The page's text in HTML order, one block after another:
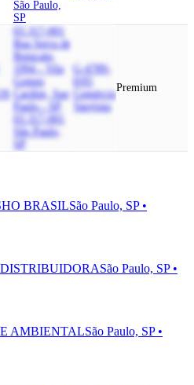
São Paulo,
SP
03.317-001
Rua Serra de
Botucatu,
1994 - Vila
Gomes
Cardim, Sao
Paulo - SP,
São Paulo,
G-4789-
Comércio
Varejista
Premium
BRASILSão Paulo, SP •
São Paulo, SP •
AMBIENTALSão Paulo, SP •